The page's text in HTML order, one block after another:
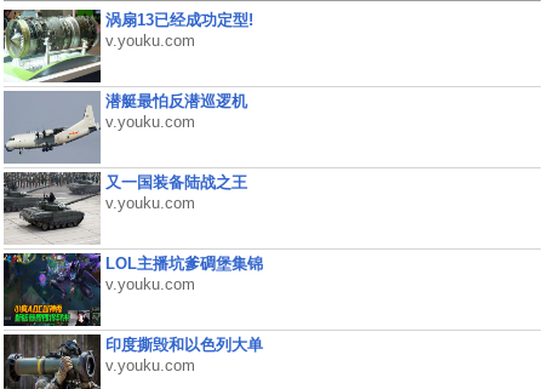
涡扇13已经成功定型!
v.youku.com
潜艇最怕反潜巡逻机
v.youku.com
又一国装备陆战之王
v.youku.com
LOL主播坑爹碉堡集锦
v.youku.com
印度撕毁和以色列大单
v.youku.com